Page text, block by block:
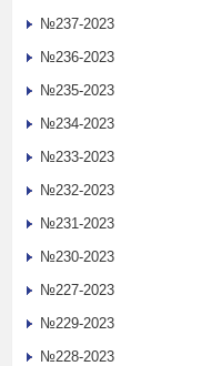
№237-2023
№236-2023
№235-2023
№234-2023
№233-2023
№232-2023
№231-2023
№230-2023
№227-2023
№229-2023
№228-2023